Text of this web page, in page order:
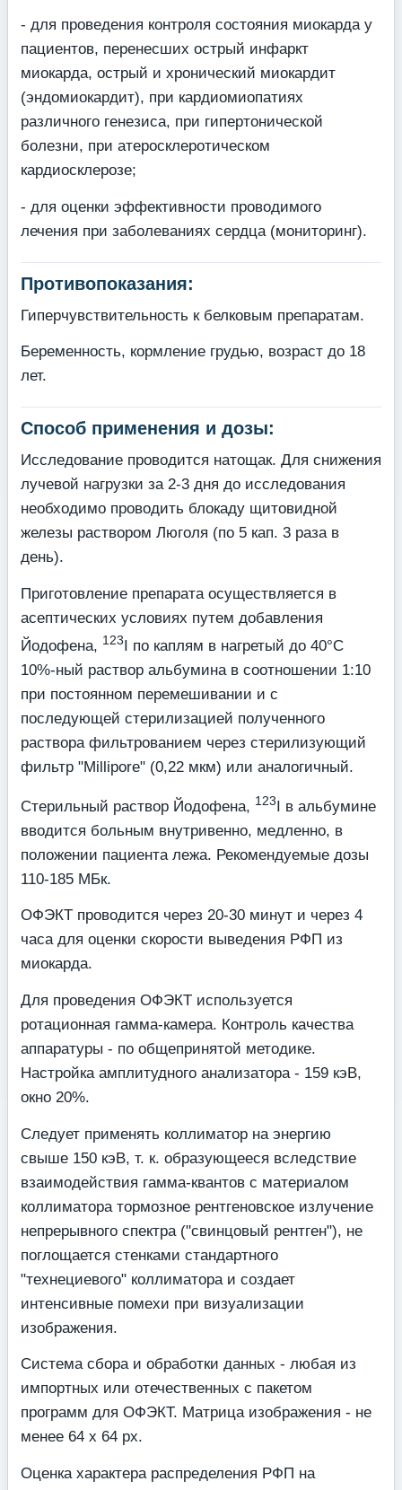
- для проведения контроля состояния миокарда у
пациентов, перенесших острый ин­фаркт
миокарда, острый и хронический миокардит
(эндомиокардит), при кардио­миопатиях
различного генезиса, при гипертонической
болезни, при атеросклероти­ческом
кардиосклерозе;
- для оценки эффективности проводимого
лечения при заболеваниях сердца (монито­ринг).
Противопоказания:
Гиперчувствительность к белковым препаратам.
Беременность, кормление грудью, возраст до 18
лет.
Способ применения и дозы:
Исследование проводится натощак. Для снижения
лучевой нагрузки за 2-3 дня до исследования
необходимо проводить блокаду щитовидной
железы раствором Люголя (по 5 кап. 3 раза в
день).
Приготовление препарата осуществляется в
асептических условиях путем добавле­ния
Йодофена, 123I по каплям в нагретый до 40°С
10%-ный раствор альбумина в соотно­шении 1:10
при постоянном перемешивании и с
последующей стерилизацией полученно­го
раствора фильтрованием через стерилизующий
фильтр "Millipore" (0,22 мкм) или ана­логичный.
Стерильный раствор Йодофена, 123I в альбумине
вводится больным внутривенно, медленно, в
положении пациента лежа. Рекомендуемые дозы
110-185 МБк.
ОФЭКТ проводится через 20-30 минут и через 4
часа для оценки скорости выве­дения РФП из
миокарда.
Для проведения ОФЭКТ используется
ротационная гамма-камера. Контроль каче­ства
аппаратуры - по общепринятой методике.
Настройка амплитудного анализатора - 159 кэВ,
окно 20%.
Следует применять коллиматор на энергию
свыше 150 кэВ, т. к. образующееся вследствие
взаимодействия гамма-квантов с материалом
коллиматора тормозное рентге­новское излучение
непрерывного спектра ("свинцовый рентген"), не
поглощается стенка­ми стандартного
"технециевого" коллиматора и создает
интенсивные помехи при визуа­лизации
изображения.
Система сбора и обработки данных - любая из
импортных или отечественных с пакетом
программ для ОФЭКТ. Матрица изображения - не
менее 64 х 64 рх.
Оценка характера распределения РФП на